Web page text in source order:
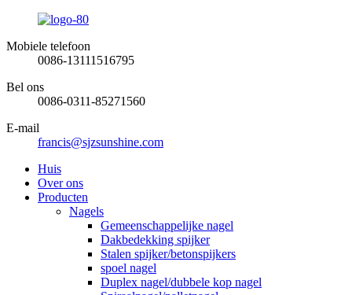
Mobiele telefoon
0086-13111516795
Bel ons
0086-0311-85271560
E-mail
francis@sjzsunshine.com
Huis
Over ons
Producten
Nagels
Gemeenschappelijke nagel
Dakbedekking spijker
Stalen spijker/betonspijkers
spoel nagel
Duplex nagel/dubbele kop nagel